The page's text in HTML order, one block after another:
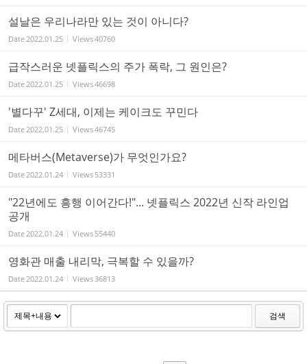
설날은 우리나라만 있는 것이 아니다?
Date2022.01.25 Views40760
급작스러운 넷플릭스의 주가 폭락, 그 원인은?
Date2022.01.25 Views46698
'별다꾸' Z세대, 이제는 케이크도 꾸민다
Date2022.01.25 Views46745
메타버스(Metaverse)가 무엇인가요?
Date2022.01.24 Views 53331
"22년에도 흥행 이어간다!"... 넷플릭스 2022년 신작 라인업
공개
Date2022.01.24 Views 55440
영화관 매출 내리막, 극복할 수 있을까?
Date2022.01.24 Views36813
검색